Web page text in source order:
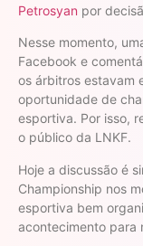
Petrosyan por
Nesse momento,
Facebook e
os árbitros estavam
oportunidade de
esportiva. Por isso,
o público da LNKF.
Hoje a discussão é
Championship nos
esportiva bem
acontecimento para